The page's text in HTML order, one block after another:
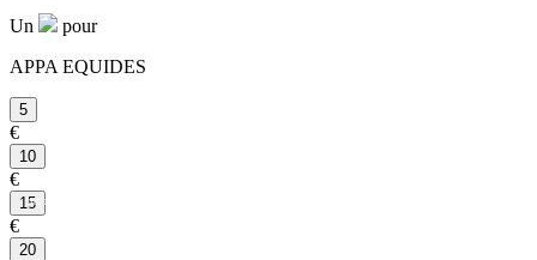
Un
pour
APPA EQUIDES
€
par mois
€
€